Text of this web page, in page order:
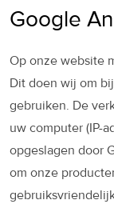
Google
Op onze website
Dit doen wij om
gebruiken. De
uw computer (IP-
opgeslagen door
om onze